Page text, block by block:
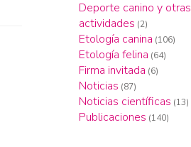
Deporte canino y otras
actividades (2)
Etología canina (106)
Etología felina (64)
Firma invitada (6)
Noticias (87)
Noticias científicas (13)
Publicaciones (140)